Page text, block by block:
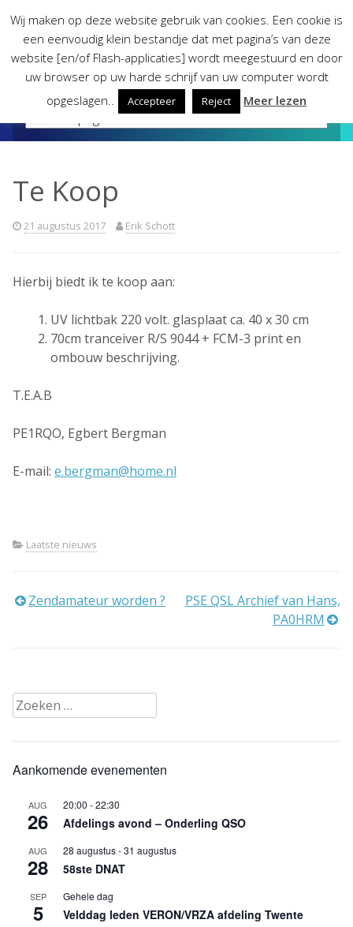
content
Te Koop
21 augustus 2017 Erik Schott
Hierbij biedt ik te koop aan:
UV lichtbak 220 volt. glasplaat ca. 40 x 30 cm
70cm tranceiver R/S 9044 + FCM-3 print en
ombouw beschrijving.
T.E.A.B
PE1RQO, Egbert Bergman
E-mail: e.bergman@home.nl
Laatste nieuws
Bericht
Zendamateur worden ?
PSE QSL Archief van Hans,
PA0HRM
Zoeken
naar:
Aankomende evenementen
AUG
26
20:00 -22:30
Afdelings avond – Onderling QSO
AUG
28
28 augustus-31 augustus
58ste DNAT
SEP
5
Gehele dag
Velddag leden VERON/VRZA afdeling Twente
Wij maken op deze website gebruik van cookies. Een cookie is
een eenvoudig klein bestandje dat met pagina’s van deze
website [en/of Flash-applicaties] wordt meegestuurd en door
uw browser op uw harde schrijf van uw computer wordt
opgeslagen..
Accepteer Reject Meer lezen